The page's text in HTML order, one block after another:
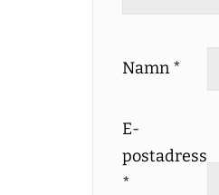
Namn *
E-
postadress
*